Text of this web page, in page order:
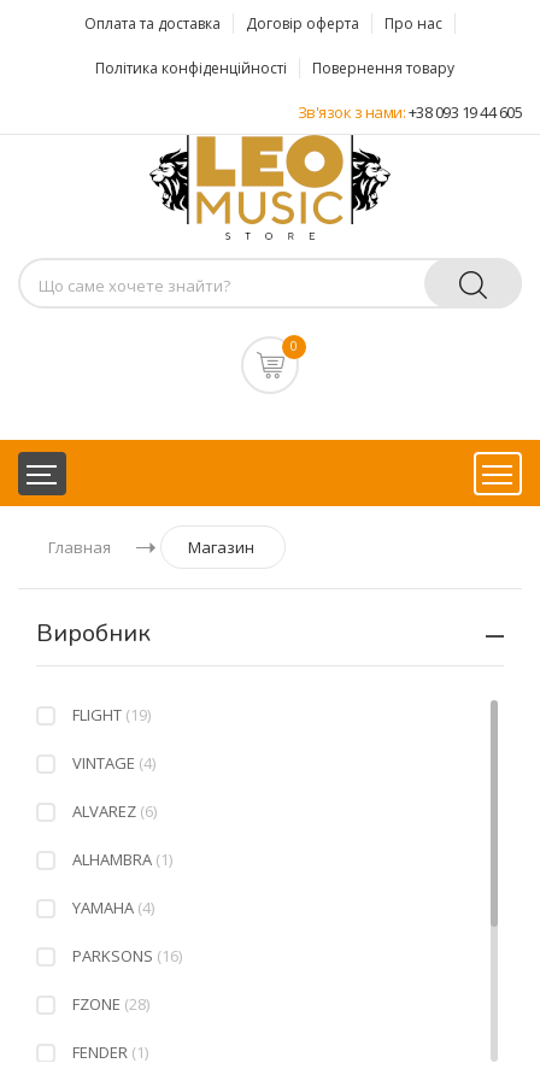
Оплата та доставка Договір оферта Про нас
Політика конфіденційності Повернення товару
Зв'язок з нами:+38 093 19 44 605
0
Главная Магазин
Виробник
FLIGHT (19)
VINTAGE (4)
ALVAREZ (6)
ALHAMBRA (1)
YAMAHA (4)
PARKSONS (16)
FZONE (28)
FENDER (1)